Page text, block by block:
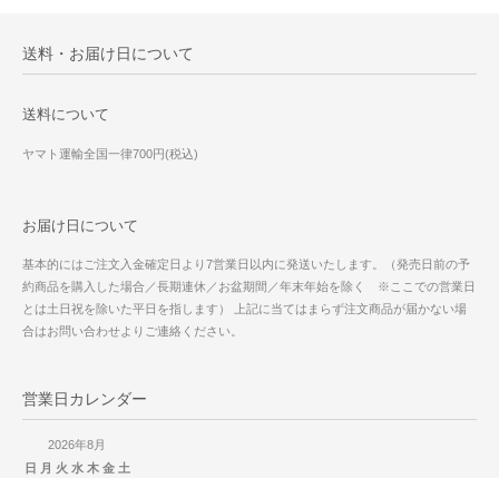
送料・お届け日について
送料について
ヤマト運輸全国一律700円(税込)
お届け日について
基本的にはご注文入金確定日より7営業日以内に発送いたします。（発売日前の予
約商品を購入した場合／長期連休／お盆期間／年末年始を除く ※ここでの営業日
とは土日祝を除いた平日を指します） 上記に当てはまらず注文商品が届かない場
合はお問い合わせよりご連絡ください。
営業日カレンダー
2026年8月
日 月 火 水 木 金 土